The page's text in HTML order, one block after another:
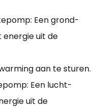
Een grond-
uit de
aan te sturen.
Een lucht-
uit de